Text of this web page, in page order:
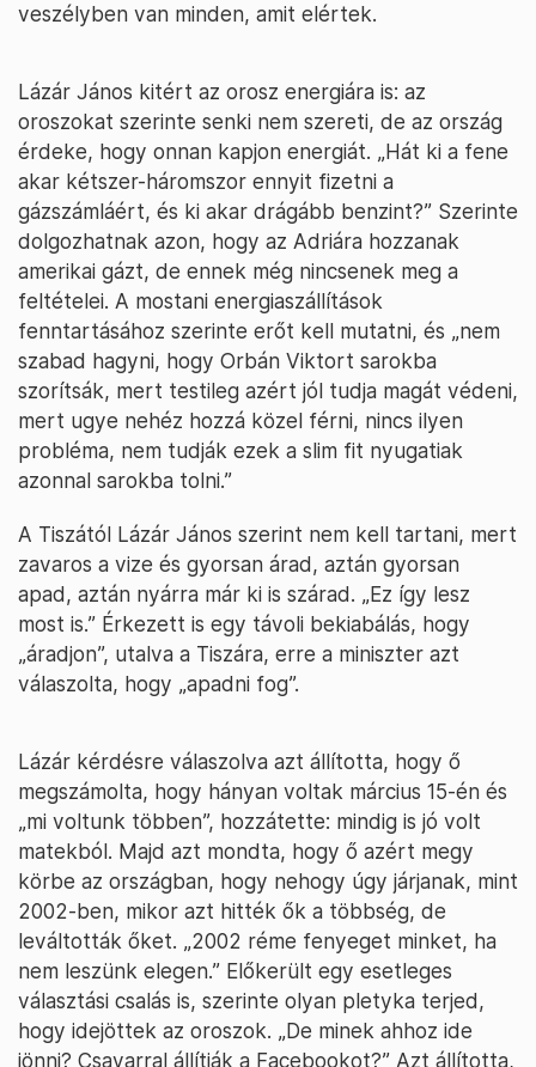
veszélyben van minden, amit elértek.
Lázár János kitért az orosz energiára is: az
oroszokat szerinte senki nem szereti, de az ország
érdeke, hogy onnan kapjon energiát. „Hát ki a fene
akar kétszer-háromszor ennyit fizetni a
gázszámláért, és ki akar drágább benzint?” Szerinte
dolgozhatnak azon, hogy az Adriára hozzanak
amerikai gázt, de ennek még nincsenek meg a
feltételei. A mostani energiaszállítások
fenntartásához szerinte erőt kell mutatni, és „nem
szabad hagyni, hogy Orbán Viktort sarokba
szorítsák, mert testileg azért jól tudja magát védeni,
mert ugye nehéz hozzá közel férni, nincs ilyen
probléma, nem tudják ezek a slim fit nyugatiak
azonnal sarokba tolni.”
A Tiszától Lázár János szerint nem kell tartani, mert
zavaros a vize és gyorsan árad, aztán gyorsan
apad, aztán nyárra már ki is szárad. „Ez így lesz
most is.” Érkezett is egy távoli bekiabálás, hogy
„áradjon”, utalva a Tiszára, erre a miniszter azt
válaszolta, hogy „apadni fog”.
Lázár kérdésre válaszolva azt állította, hogy ő
megszámolta, hogy hányan voltak március 15-én és
„mi voltunk többen”, hozzátette: mindig is jó volt
matekból. Majd azt mondta, hogy ő azért megy
körbe az országban, hogy nehogy úgy járjanak, mint
2002-ben, mikor azt hitték ők a többség, de
leváltották őket. „2002 réme fenyeget minket, ha
nem leszünk elegen.” Előkerült egy esetleges
választási csalás is, szerinte olyan pletyka terjed,
hogy idejöttek az oroszok. „De minek ahhoz ide
jönni? Csavarral állítják a Facebookot?” Azt állította,